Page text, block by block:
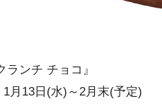
ランチ チョコ』
1月13日(水)～2月末(予定)